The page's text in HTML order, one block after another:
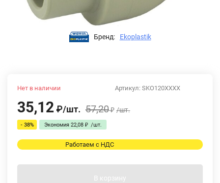
Бренд: Ekoplastik
Артикул: SKO120XXXX
Нет в наличии
35,12 ₽/шт. 57,20₽ /шт.
- 38% Экономия 22,08 ₽ /шт.
Работаем с НДС
В корзину